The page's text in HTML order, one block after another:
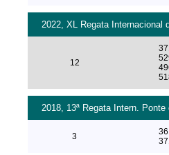
2022, XL Regata Internacional
12
2018, 13ª Regata Intern.
3